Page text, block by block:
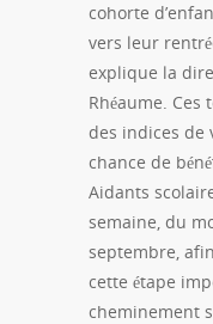
cohorte
vers leur
explique la
Rhéaume.
des indices de
chance de
Aidants
semaine, du
septembre,
cette étape
cheminement